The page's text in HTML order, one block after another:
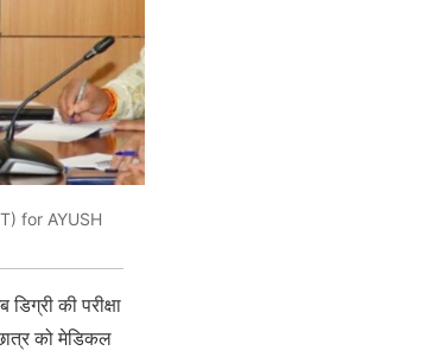
for AYUSH
की परीक्षा
को मेडिकल